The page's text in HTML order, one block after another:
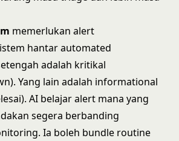
memerlukan alert
hantar automated
adalah kritikal
Yang lain adalah informational
AI belajar alert mana yang
segera berbanding
Ia boleh bundle routine